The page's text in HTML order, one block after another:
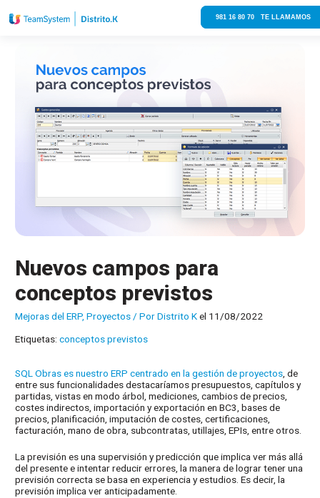
981 16 80 70 TE LLAMAMOS
Nuevos campos para
conceptos previstos
Mejoras del ERP,Proyectos / PorDistrito Kel 11/08/2022
Etiquetas:conceptos previstos
SQL Obras es nuestro ERP centrado en la gestión de proyectos , de
entre sus funcionalidades destacaríamos presupuestos, capítulos y
partidas, vistas en modo árbol, mediciones, cambios de precios,
costes indirectos, importación y exportación en BC3, bases de
precios, planificación, imputación de costes, certificaciones,
facturación, mano de obra, subcontratas, utillajes, EPIs, entre otros.
La previsión es una supervisión y predicción que implica ver más allá
del presente e intentar reducir errores, la manera de lograr tener una
previsión correcta se basa en experiencia y estudios. Es decir, la
previsión implica ver anticipadamente.